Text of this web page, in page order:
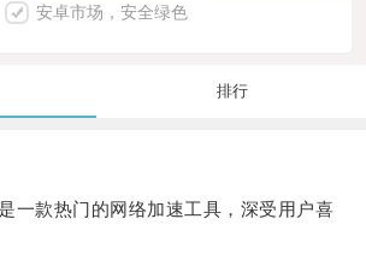
安卓市场，安全绿色
排行
款热门的网络加速工具，深受用户喜